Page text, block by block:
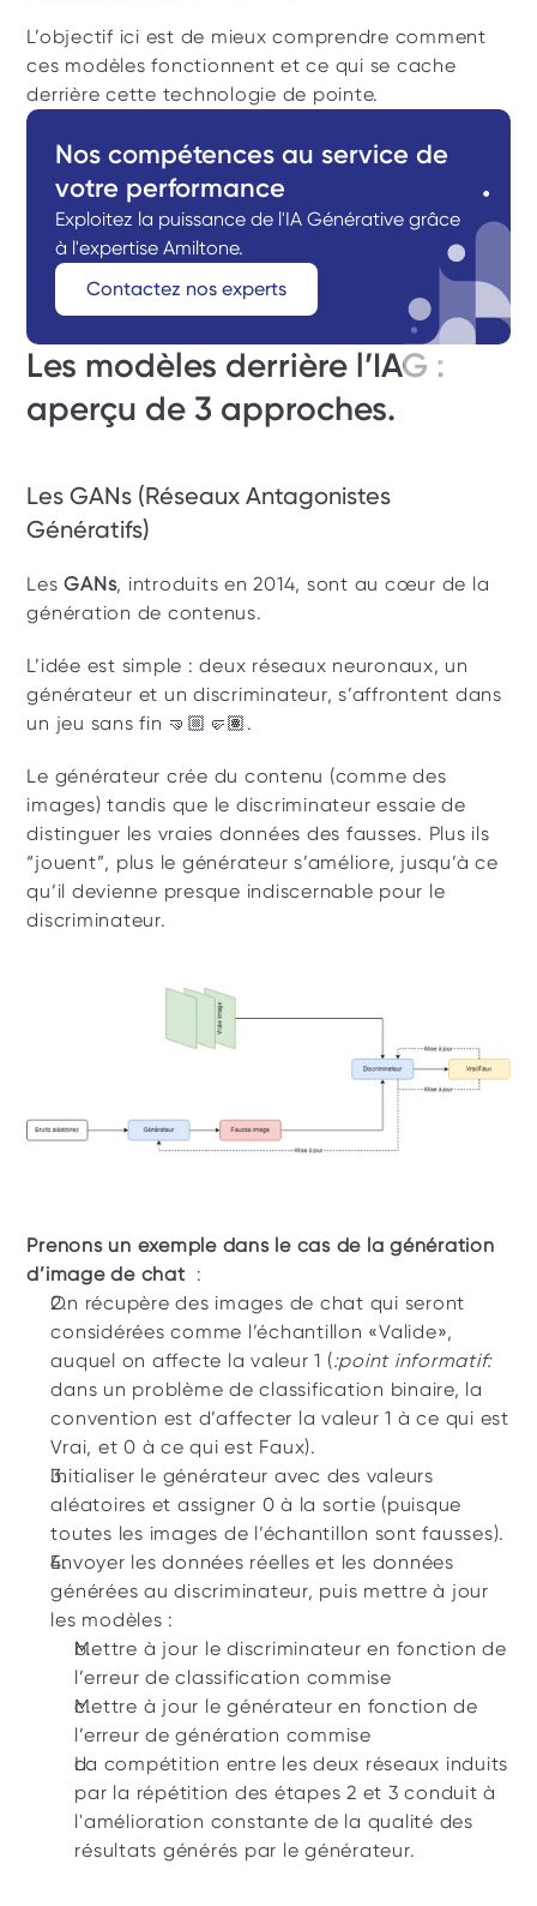
L’objectif ici est de mieux comprendre comment
ces modèles fonctionnent et ce qui se cache
derrière cette technologie de pointe.
Nos compétences au service de
votre performance
Exploitez la puissance de l'IA Générative grâce
à l'expertise Amiltone.
Contactez nos experts
Les modèles derrière l’IAG :
aperçu de 3 approches.
Les GANs (Réseaux Antagonistes
Génératifs)
Les GANs, introduits en 2014, sont au cœur de la
génération de contenus.
L’idée est simple : deux réseaux neuronaux, un
générateur et un discriminateur, s’affrontent dans
un jeu sans fin 🤜🏼🤛🏽.
Le générateur crée du contenu (comme des
images) tandis que le discriminateur essaie de
distinguer les vraies données des fausses. Plus ils
“jouent”, plus le générateur s’améliore, jusqu’à ce
qu’il devienne presque indiscernable pour le
discriminateur.
Prenons un exemple dans le cas de la génération
d’image de chat
  :
On récupère des images de chat qui seront
considérées comme l’échantillon «Valide»,
auquel on affecte la valeur 1 (
dans un problème de classification binaire, la
convention est d’affecter la valeur 1 à ce qui est
Vrai, et 0 à ce qui est Faux).
Initialiser le générateur avec des valeurs
aléatoires et assigner 0 à la sortie (puisque
toutes les images de l’échantillon sont fausses).
Envoyer les données réelles et les données
générées au discriminateur, puis mettre à jour
les modèles :
Mettre à jour le discriminateur en fonction de
l’erreur de classification commise
Mettre à jour le générateur en fonction de
l’erreur de génération commise
La compétition entre les deux réseaux induits
par la répétition des étapes 2 et 3 conduit à
l'amélioration constante de la qualité des
résultats générés par le générateur.